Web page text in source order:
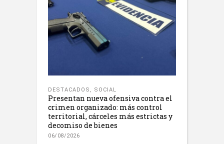
DESTACADOS , SOCIAL
Presentan nueva ofensiva contra el
crimen organizado: más control
territorial, cárceles más estrictas y
decomiso de bienes
06/08/2026